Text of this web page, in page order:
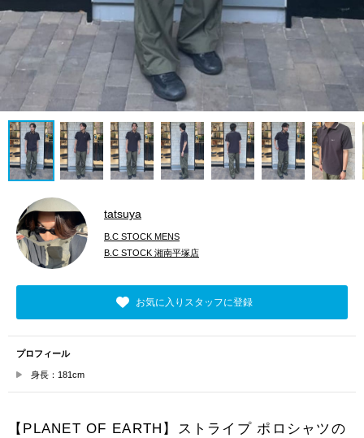
tatsuya
B.C STOCK MENS
B.C STOCK 湘南平塚店
お気に入りスタッフに登録
プロフィール
身長：181cm
【PLANET OF EARTH】ストライプ ポロシャツの